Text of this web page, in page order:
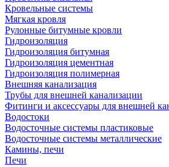
Кровельные системы
Мягкая кровля
Рулонные битумные кровли
Гидроизоляция
Гидроизоляция битумная
Гидроизоляция цементная
Гидроизоляция полимерная
Внешняя канализация
Трубы для внешней канализации
Фитинги и аксессуары для внешней
Водостоки
Водосточные системы пластиковые
Водосточные системы металлические
Камины, печи
Печи